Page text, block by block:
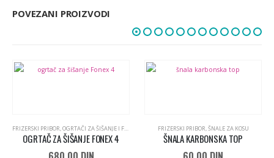
POVEZANI PROIZVODI
, RASPRODAJA
FRIZERSKI PRIBOR,OGRTAČI ZA ŠIŠANJE I FARBANJE I KECELJE ZA FRIZERE
OGRTAČ ZA ŠIŠANJE FONEX 4
FRIZERSKI PRIBOR,ŠNALE ZA KOSU
ŠNALA KARBONSKA TOP